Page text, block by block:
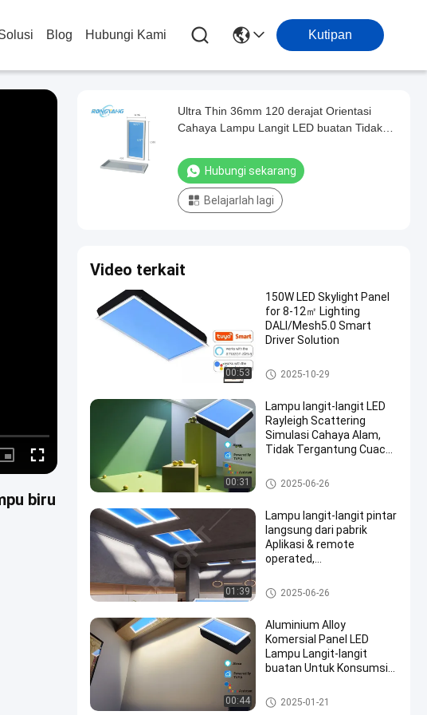
Blog Hubungi Kami Kutipan
Picture- Fullscreen
biru
Ultra Thin 36mm 120 derajat Orientasi
Cahaya Lampu Langit LED buatan Tidak
Hubungi sekarang
Belajarlah lagi
Video terkait
00:53
150W LED Skylight Panel
for 8-12㎡ Lighting
DALI/Mesh5.0 Smart
Driver Solution
Panel Skylight LED
2025-10-29
00:31
Lampu langit-langit LED
Rayleigh Scattering
Simulasi Cahaya Alam,
Tidak Tergantung Cuaca,
Jendela
Panel Skylight Palsu
2025-06-26
01:39
Lampu langit-langit pintar
langsung dari pabrik
Aplikasi & remote
operated,
alami, berbagai ukuran
tersedia
Panel Skylight Palsu
2025-06-26
00:44
Aluminium Alloy
Komersial Panel LED
Lampu Langit-langit
buatan Untuk Konsumsi
Skylight LED Buatan
2025-01-21